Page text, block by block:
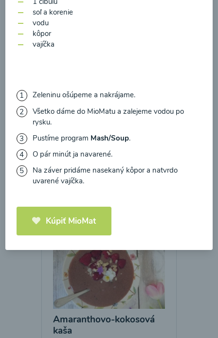
Brokolicové cappuccino
Kaše
Amaranthovo-kokosová
kaša
soľ a korenie
vodu
kôpor
vajíčka
Zeleninu ošúpeme a nakrájame.
Všetko dáme do MioMatu a zalejeme vodou po
rysku.
Pustíme program Mash/Soup.
O pár minút ja navarené.
Na záver pridáme nasekaný kôpor a natvrdo
uvarené vajíčka.
Kúpiť MioMat
prečítal(a)informácie o Ochrane osobných
údajov